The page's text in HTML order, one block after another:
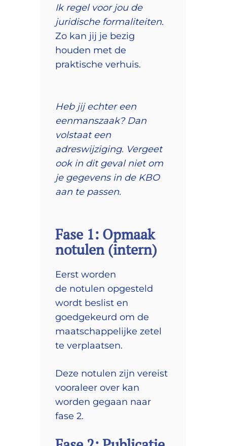
Ik regel voor jou de
juridische formaliteiten.
Zo kan jij je bezig
houden met de
praktische verhuis.
Heb jij echter een
eenmanszaak? Dan
volstaat een
adreswijziging. Vergeet
ook in dit geval niet om
je gegevens in de KBO
aan te passen.
Fase 1: Opmaak
notulen (intern)
Eerst worden
de notulen opgesteld
wordt beslist en
goedgekeurd om de
maatschappelijke zetel
te verplaatsen.
Deze notulen zijn vereist
vooraleer over kan
worden gegaan naar
fase 2.